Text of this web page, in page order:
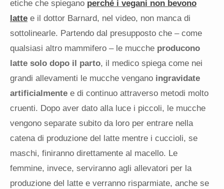
etiche che spiegano perché i vegani non bevono
latte e il dottor Barnard, nel video, non manca di
sottolinearle. Partendo dal presupposto che – come
qualsiasi altro mammifero – le mucche producono
latte solo dopo il parto, il medico spiega come nei
grandi allevamenti le mucche vengano ingravidate
artificialmente e di continuo attraverso metodi molto
cruenti. Dopo aver dato alla luce i piccoli, le mucche
vengono separate subito da loro per entrare nella
catena di produzione del latte mentre i cuccioli, se
maschi, finiranno direttamente al macello. Le
femmine, invece, serviranno agli allevatori per la
produzione del latte e verranno risparmiate, anche se